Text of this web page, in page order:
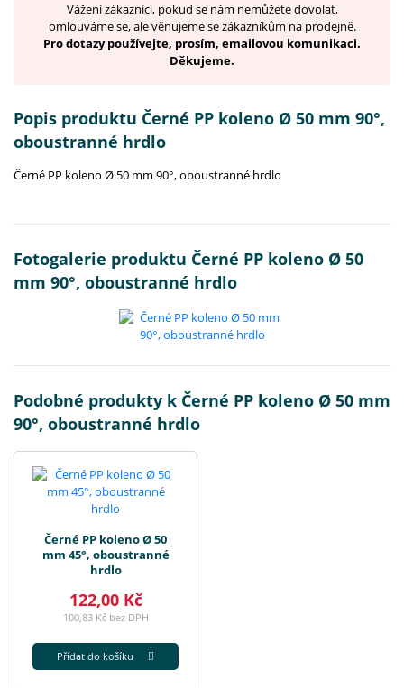
Vážení zákazníci, pokud se nám nemůžete dovolat,
omlouváme se, ale věnujeme se zákazníkům na prodejně.
Pro dotazy používejte, prosím, emailovou komunikaci.
Děkujeme.
Popis produktu Černé PP koleno Ø 50 mm 90°,
oboustranné hrdlo
Černé PP koleno Ø 50 mm 90°, oboustranné hrdlo
Fotogalerie produktu Černé PP koleno Ø 50
mm 90°, oboustranné hrdlo
Podobné produkty k Černé PP koleno Ø 50 mm
90°, oboustranné hrdlo
Černé PP koleno Ø 50
mm 45°, oboustranné
hrdlo
122,00 Kč
100,83 Kč bez DPH
Přidat do košíku